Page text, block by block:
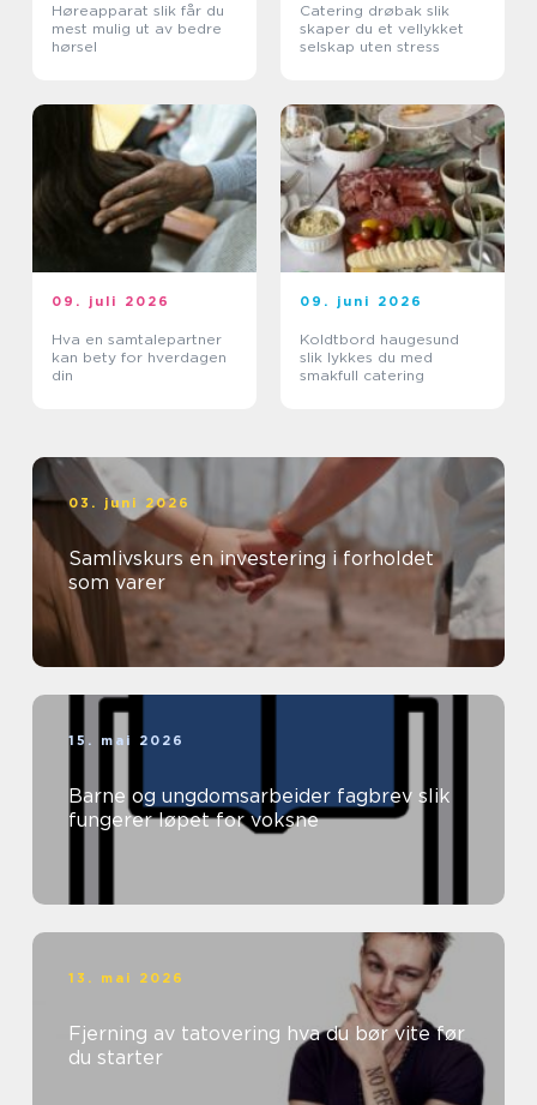
Høreapparat slik får du
mest mulig ut av bedre
hørsel
Catering drøbak slik
skaper du et vellykket
selskap uten stress
09. juli 2026
Hva en samtalepartner
kan bety for hverdagen
din
09. juni 2026
Koldtbord haugesund
slik lykkes du med
smakfull catering
03. juni 2026
Samlivskurs en investering i forholdet
som varer
15. mai 2026
Barne og ungdomsarbeider fagbrev slik
fungerer løpet for voksne
13. mai 2026
Fjerning av tatovering hva du bør vite før
du starter